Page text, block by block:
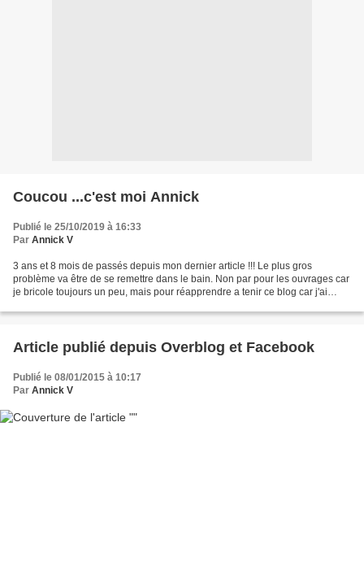
Coucou ...c'est moi Annick
Publié le 25/10/2019 à 16:33
Par Annick V
3 ans et 8 mois de passés depuis mon dernier article !!! Le plus gros
problème va être de se remettre dans le bain. Non par pour les ouvrages car
je bricole toujours un peu, mais pour réapprendre a tenir ce blog car j'ai
Article publié depuis Overblog et Facebook
Publié le 08/01/2015 à 10:17
Par Annick V